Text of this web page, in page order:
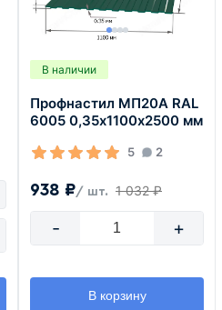
В наличии
Профнастил МП20А RAL
6005 0,35х1100х2500 мм
5 2
938 ₽/ шт. 1 032 ₽
- +
В корзину